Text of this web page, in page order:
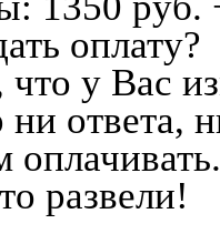
оплату?
у Вас
ответа,
оплачивать.
развели!